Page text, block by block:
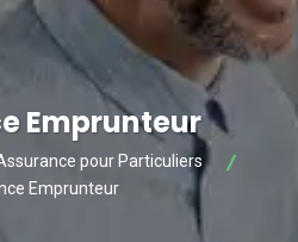
Emprunteur
pour Particuliers
Emprunteur